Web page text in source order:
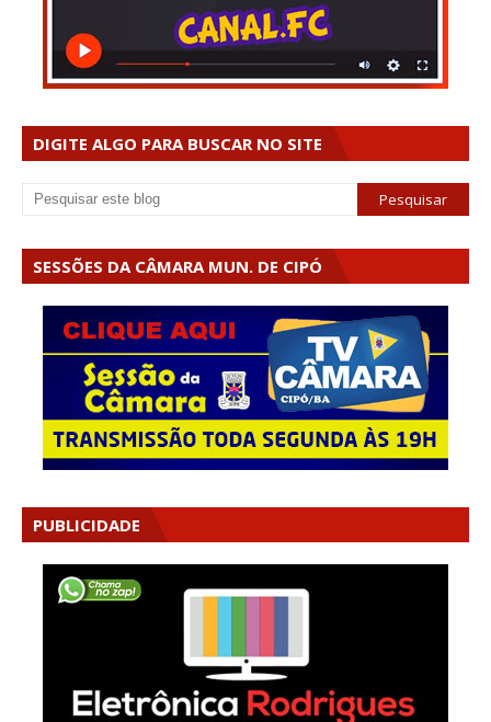
DIGITE ALGO PARA BUSCAR NO SITE
SESSÕES DA CÂMARA MUN. DE CIPÓ
PUBLICIDADE